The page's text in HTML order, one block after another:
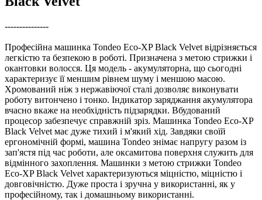
---------------
Професійна машинка Tondeo Eco-XP Black Velvet відрізняється
легкістю та безпекою в роботі. Призначена з метою стрижки і
окантовки волосся. Ця модель - акумуляторна, що сьогодні
характеризує її меншим рівнем шуму і меншою масою.
Хромований ніж з нержавіючої сталі дозволяє виконувати
роботу витончено і тонко. Індикатор заряджання акумулятора
вчасно вкаже на необхідність підзарядки. Вбудований
процесор забезпечує справжній зріз. Машинка Tondeo Eco-XP
Black Velvet має дуже тихий і м'який хід. Завдяки своїй
ергономічній формі, машина Tondeo знімає напругу разом із
зап'ястя під час роботи, але оксамитова поверхня служить для
відмінного захоплення. Машинки з метою стрижки Tondeo
Eco-XP Black Velvet характеризуються міцністю, міцністю і
довговічністю. Дуже проста і зручна у використанні, як у
професійному, так і домашньому використанні.